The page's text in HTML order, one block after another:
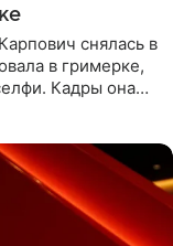
снялась в
в гримерке,
Кадры она